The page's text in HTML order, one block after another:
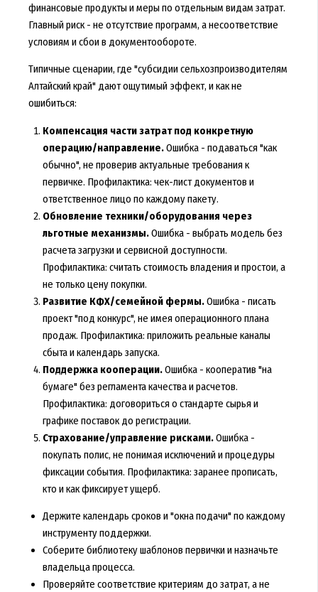
финансовые продукты и меры по отдельным видам затрат.
Главный риск - не отсутствие программ, а несоответствие
условиям и сбои в документообороте.
Типичные сценарии, где "субсидии сельхозпроизводителям
Алтайский край" дают ощутимый эффект, и как не
ошибиться:
Компенсация части затрат под конкретную
операцию/направление.Ошибка - подаваться "как
обычно", не проверив актуальные требования к
первичке. Профилактика: чек-лист документов и
ответственное лицо по каждому пакету.
Обновление техники/оборудования через
льготные механизмы.Ошибка - выбрать модель без
расчета загрузки и сервисной доступности.
Профилактика: считать стоимость владения и простои, а
не только цену покупки.
Развитие КФХ/семейной фермы.Ошибка - писать
проект "под конкурс", не имея операционного плана
продаж. Профилактика: приложить реальные каналы
сбыта и календарь запуска.
Поддержка кооперации.Ошибка - кооператив "на
бумаге" без регламента качества и расчетов.
Профилактика: договориться о стандарте сырья и
графике поставок до регистрации.
Страхование/управление рисками.Ошибка -
покупать полис, не понимая исключений и процедуры
фиксации события. Профилактика: заранее прописать,
кто и как фиксирует ущерб.
Держите календарь сроков и "окна подачи" по каждому
инструменту поддержки.
Соберите библиотеку шаблонов первички и назначьте
владельца процесса.
Проверяйте соответствие критериям до затрат, а не